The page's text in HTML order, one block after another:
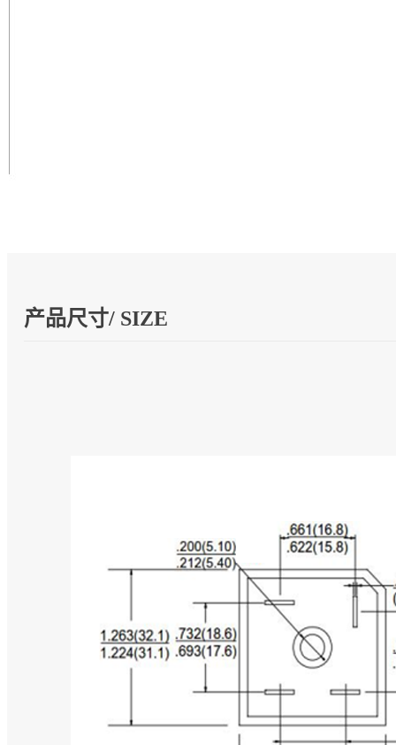
产品尺寸/ SIZE